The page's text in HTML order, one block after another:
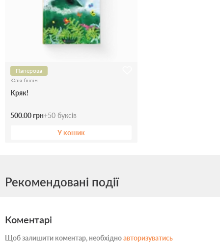
Паперова
Юлія Ґвілім
Кряк!
500.00 грн+50 буксів
У кошик
Рекомендовані події
Коментарі
Щоб залишити коментар, необхідноавторизуватись